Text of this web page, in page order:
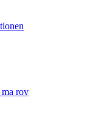
rov